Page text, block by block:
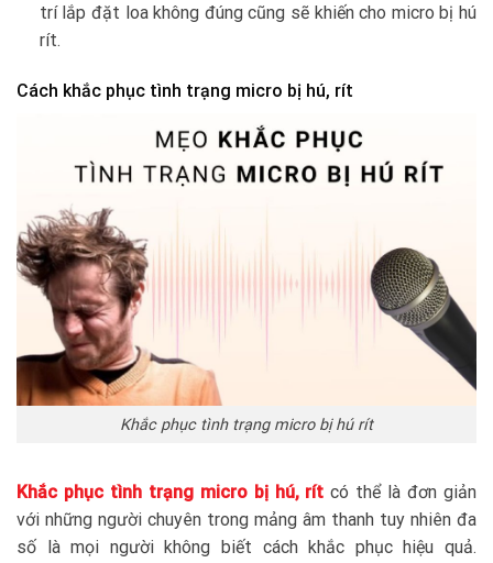
trí lắp đặt loa không đúng cũng sẽ khiến cho micro bị hú
rít.
Cách khắc phục tình trạng micro bị hú, rít
Khắc phục tình trạng micro bị hú rít
Khắc phục tình trạng micro bị hú, rít có thể là đơn giản
với những người chuyên trong mảng âm thanh tuy nhiên đa
số là mọi người không biết cách khắc phục hiệu quả.